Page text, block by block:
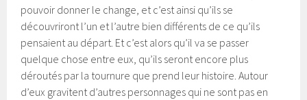
pouvoir donner le change, et c’est ainsi qu’ils se
découvriront l’un et l’autre bien différents de ce qu’ils
pensaient au départ. Et c’est alors qu’il va se passer
quelque chose entre eux, qu’ils seront encore plus
déroutés par la tournure que prend leur histoire. Autour
d’eux gravitent d’autres personnages qui ne sont pas en